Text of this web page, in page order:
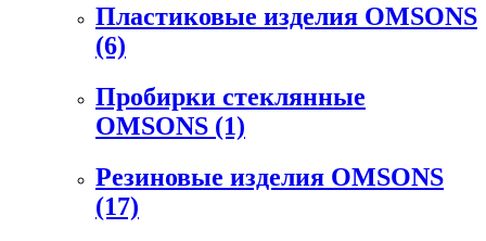
Пластиковые изделия OMSONS
(6)
Пробирки стеклянные
OMSONS (1)
Резиновые изделия OMSONS
(17)